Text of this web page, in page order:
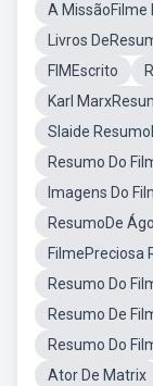
A MissãoFilme
Livros
FIMEscrito
Karl
Slaide
Resumo Do
Imagens Do
ResumoDe
FilmePreciosa
Resumo Do
Resumo De
Resumo Do
Ator De Matrix